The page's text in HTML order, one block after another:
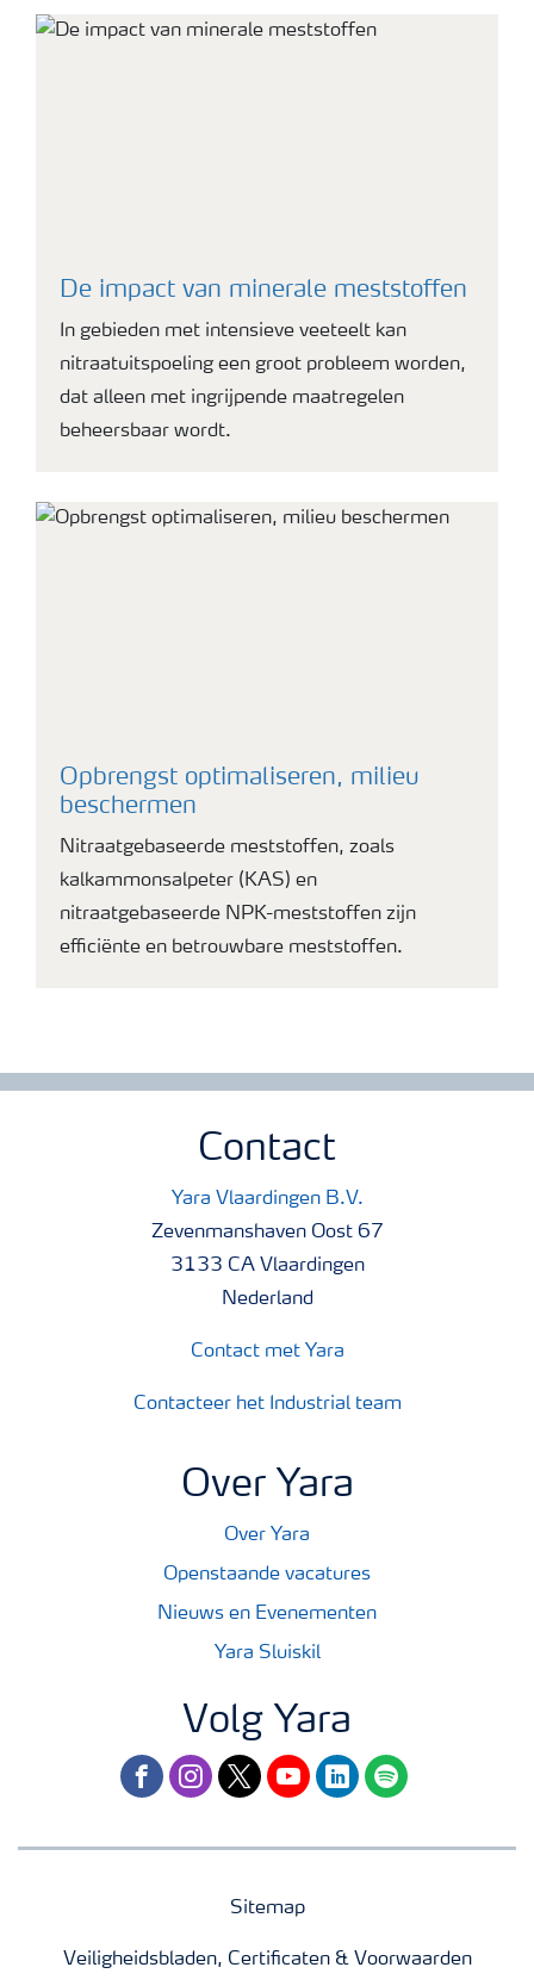
De impact van minerale meststoffen
In gebieden met intensieve veeteelt kan
nitraatuitspoeling een groot probleem worden,
dat alleen met ingrijpende maatregelen
beheersbaar wordt.
Opbrengst optimaliseren, milieu
beschermen
Nitraatgebaseerde meststoffen, zoals
kalkammonsalpeter (KAS) en
nitraatgebaseerde NPK-meststoffen zijn
efficiënte en betrouwbare meststoffen.
Contact
Yara Vlaardingen B.V.
Zevenmanshaven Oost 67
3133 CA Vlaardingen
Nederland
Contact met Yara
Contacteer het Industrial team
Over Yara
Over Yara
Openstaande vacatures
Nieuws en Evenementen
Yara Sluiskil
Volg Yara
facebookinstagram
twitteryoutubelinkedinspotify
Sitemap
Veiligheidsbladen, Certificaten & Voorwaarden